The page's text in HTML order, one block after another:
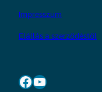
Impresszum
Elállás a szerződéstől
Facebook YouTube